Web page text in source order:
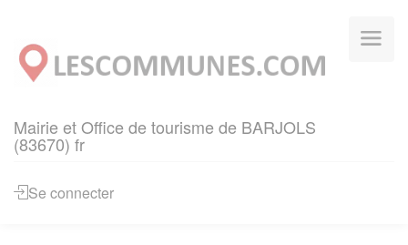
Mairie et Office de tourisme de BARJOLS
(83670) fr
Se connecter